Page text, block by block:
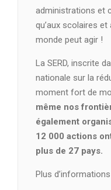
administrations et
qu’aux scolaires
monde peut agir !
La SERD, inscrite
nationale sur la
moment fort de
même nos
également
12 000 actions
plus de 27 pays.
Plus